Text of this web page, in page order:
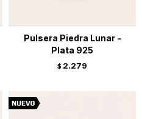
Pulsera Piedra Lunar -
Plata 925
$ 2.279